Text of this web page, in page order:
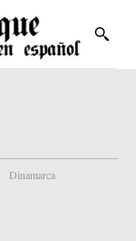
Dinamarca